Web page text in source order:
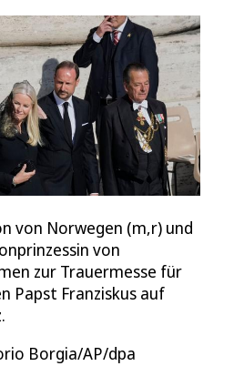
von Norwegen (m,r) und
von
zur Trauermesse für
Papst Franziskus auf
Borgia/AP/dpa